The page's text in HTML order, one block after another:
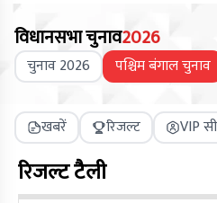
विधानसभा चुनाव2026
चुनाव 2026 पश्चिम बंगाल चुनाव
खबरें रिजल्ट VIP
रिजल्ट टैली